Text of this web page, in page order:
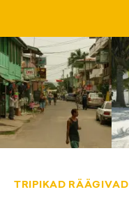
TRIPIKAD RÄÄGIVAD